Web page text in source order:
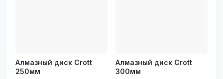
Алмазный диск Crott
250мм
Алмазный диск Crott
300мм